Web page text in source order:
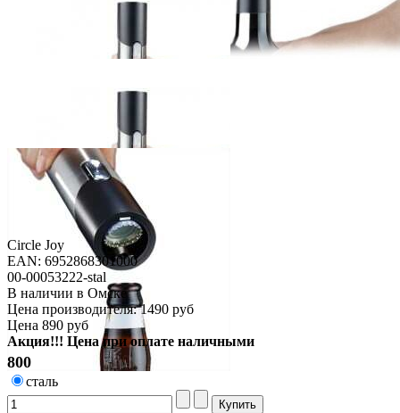
Circle Joy
EAN: 6952868301000
00-00053222-stal
В наличии в Омске
Цена производителя:1490 руб
Цена 890 руб
Акция!!! Цена при оплате наличными
800
сталь